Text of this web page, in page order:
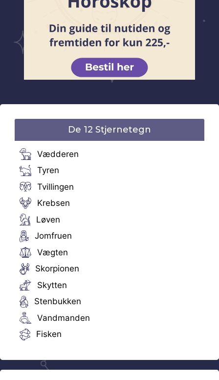
De 12 Stjernetegn
Vædderen
Tyren
Tvillingen
Krebsen
Løven
Jomfruen
Vægten
Skorpionen
Skytten
Stenbukken
Vandmanden
Fisken